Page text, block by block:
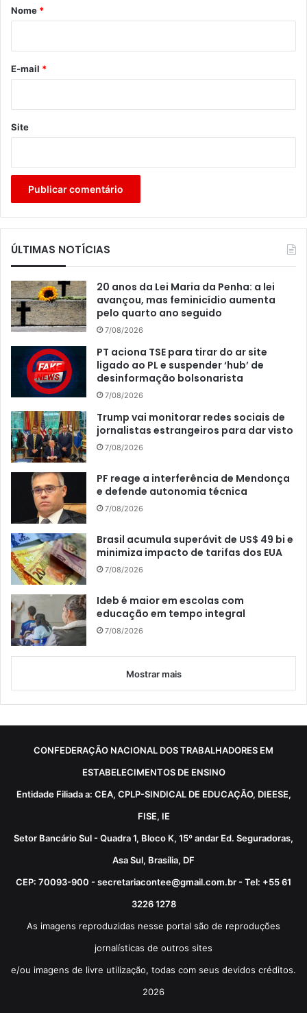
r
*
Nome *
E-mail *
Site
ÚLTIMAS NOTÍCIAS
20 anos da Lei Maria da Penha: a lei
avançou, mas feminicídio aumenta
pelo quarto ano seguido
7/08/2026
PT aciona TSE para tirar do ar site
ligado ao PL e suspender ‘hub’ de
desinformação bolsonarista
7/08/2026
Trump vai monitorar redes sociais de
jornalistas estrangeiros para dar visto
7/08/2026
PF reage a interferência de Mendonça
e defende autonomia técnica
7/08/2026
Brasil acumula superávit de US$ 49 bi e
minimiza impacto de tarifas dos EUA
7/08/2026
Ideb é maior em escolas com
educação em tempo integral
7/08/2026
Mostrar mais
CONFEDERAÇÃO NACIONAL DOS TRABALHADORES EM
ESTABELECIMENTOS DE ENSINO
Entidade Filiada a: CEA, CPLP-SINDICAL DE EDUCAÇÃO, DIEESE,
FISE, IE
Setor Bancário Sul - Quadra 1, Bloco K, 15º andar Ed. Seguradoras,
Asa Sul, Brasília, DF
CEP: 70093-900 - secretariacontee@gmail.com.br - Tel: +55 61
3226 1278
As imagens reproduzidas nesse portal são de reproduções
jornalísticas de outros sites
e/ou imagens de livre utilização, todas com seus devidos créditos.
2026